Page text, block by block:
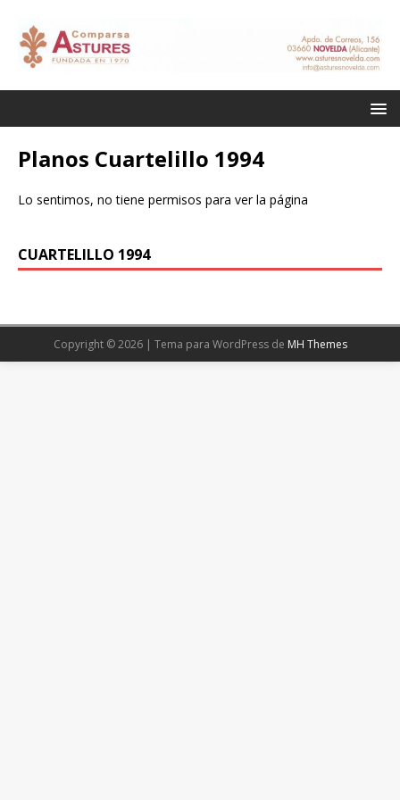
Planos Cuartelillo 1994
Lo sentimos, no tiene permisos para ver la página
CUARTELILLO 1994
Copyright © 2026 | Tema para WordPress de MH Themes